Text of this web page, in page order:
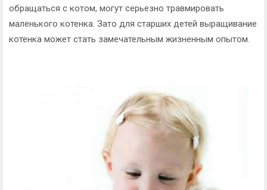
обращаться с котом, могут серьезно травмировать
маленького котенка. Зато для старших детей выращивание
котенка может стать замечательным жизненным опытом.